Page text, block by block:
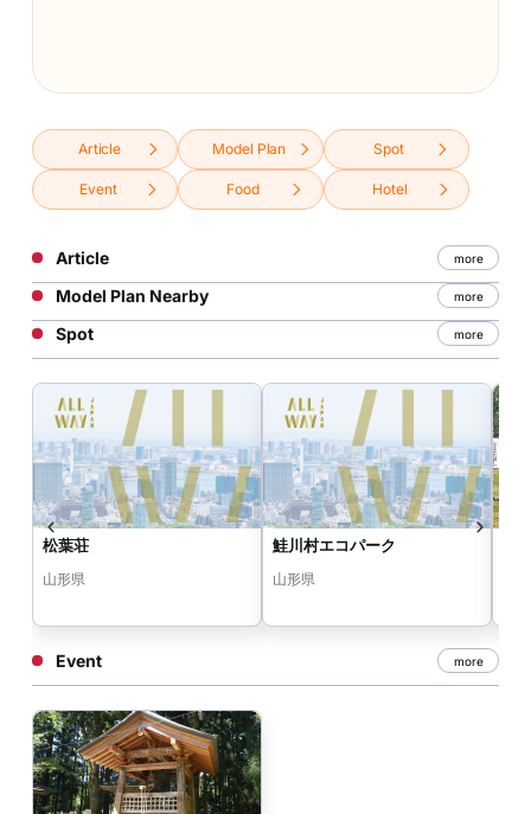
Article Model Plan Spot
Event Food Hotel
Article more
Model Plan Nearby more
Spot more
松葉荘
山形県
鮭川村エコパーク
山形県
Event more